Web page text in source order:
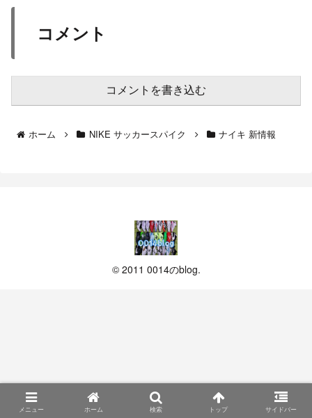
コメント
コメントを書き込む
ホーム NIKE サッカースパイク ナイキ 新情報
© 2011 0014のblog.
メニュー ホーム 検索 トップ サイドバー